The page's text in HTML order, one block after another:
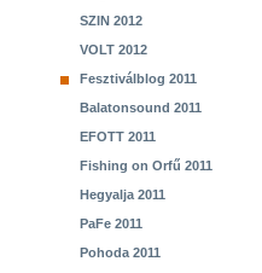
SZIN 2012
VOLT 2012
Fesztiválblog 2011
Balatonsound 2011
EFOTT 2011
Fishing on Orfű 2011
Hegyalja 2011
PaFe 2011
Pohoda 2011